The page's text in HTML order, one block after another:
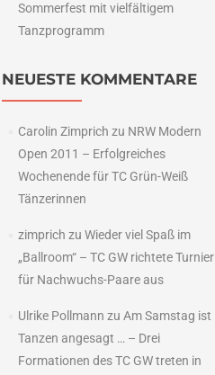
Sommerfest mit vielfältigem
Tanzprogramm
NEUESTE KOMMENTARE
Carolin Zimprich zu NRW Modern
Open 2011 – Erfolgreiches
Wochenende für TC Grün-Weiß
Tänzerinnen
zimprich zu Wieder viel Spaß im
„Ballroom“ – TC GW richtete Turnier
für Nachwuchs-Paare aus
Ulrike Pollmann zu Am Samstag ist
Tanzen angesagt … – Drei
Formationen des TC GW treten in